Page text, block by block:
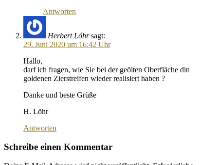
Antworten
Herbert Löhr sagt:
29. Juni 2020 um 16:42 Uhr
Hallo,
darf ich fragen, wie Sie bei der geölten Oberfläche din
goldenen Zierstreifen wieder realisiert haben ?
Danke und beste Grüße
H. Löhr
Antworten
Schreibe einen Kommentar